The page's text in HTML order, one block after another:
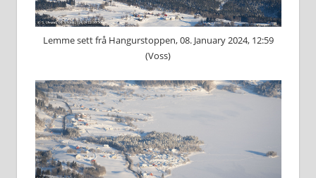
Lemme sett frå Hangurstoppen, 08. January 2024, 12:59
(Voss)